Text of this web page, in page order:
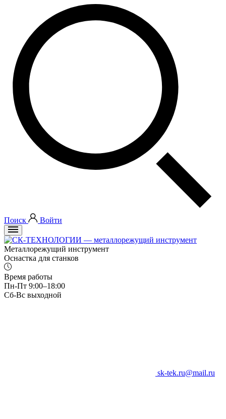
Поиск Войти
Металлорежущий инструмент
Оснастка для станков
Время работы
Пн-Пт 9:00–18:00
Сб-Вс выходной
sk-tek.ru@mail.ru